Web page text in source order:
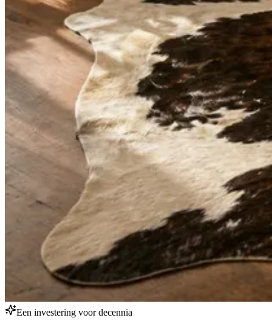
Een investering voor decennia